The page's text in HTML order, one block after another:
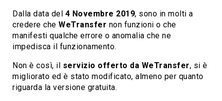
Dalla data del 4 Novembre 2019, sono in molti a
credere che WeTransfer non funzioni o che
manifesti qualche errore o anomalia che ne
impedisca il funzionamento.
Non è così, il servizio offerto da WeTransfer, si è
migliorato ed è stato modificato, almeno per quanto
riguarda la versione gratuita.